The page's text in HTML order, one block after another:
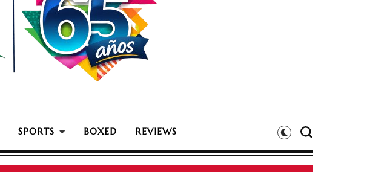
SPORTS BOXED REVIEWS